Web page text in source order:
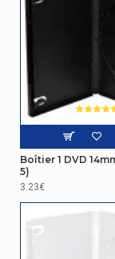
Boîtier 1 DVD
5)
3.23€